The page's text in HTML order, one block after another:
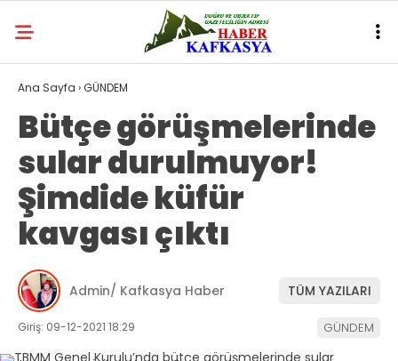
Ana Sayfa ›GÜNDEM
Bütçe görüşmelerinde
sular durulmuyor!
Şimdide küfür
kavgası çıktı
Admin/ Kafkasya Haber TÜM YAZILARI
Giriş: 09-12-2021 18:29 GÜNDEM